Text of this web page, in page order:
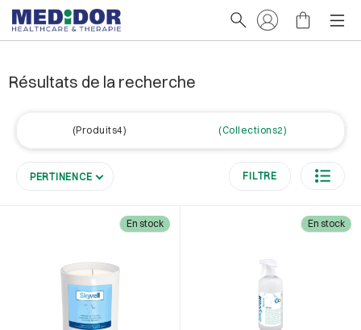
Résultats de la recherche
Produits4 Collections2
PERTINENCE FILTRE
En stock En stock